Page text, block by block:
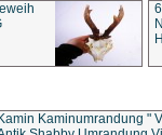
Kamin Kaminumrandung "